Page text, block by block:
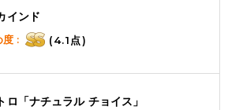
インド
度 : (4.1点)
ロ「ナチュラル チョイス」